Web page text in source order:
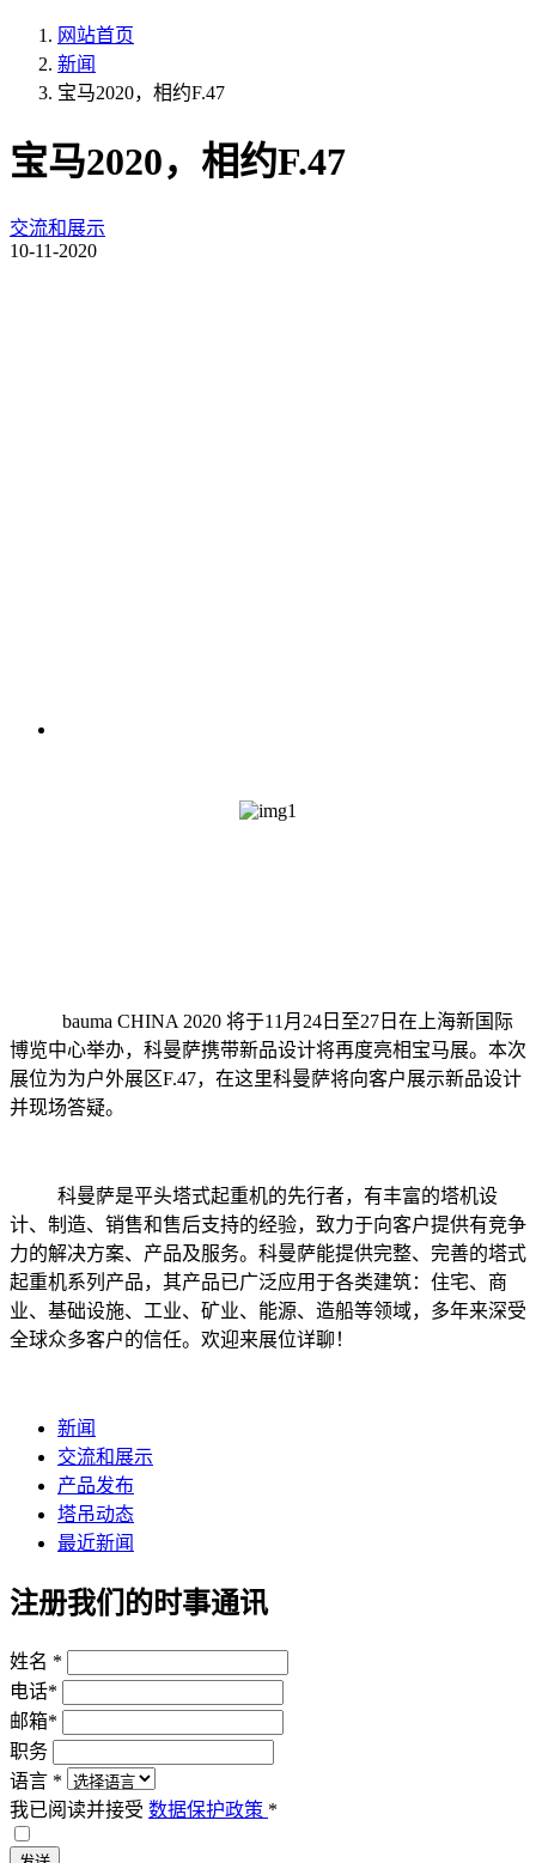
网站首页
新闻
宝马2020，相约F.47
宝马2020，相约F.47
交流和展示
10-11-2020
bauma CHINA 2020 将于11月24日至27日在上海新国际
博览中心举办，科曼萨携带新品设计将再度亮相宝马展。本次
展位为为户外展区F.47，在这里科曼萨将向客户展示新品设计
并现场答疑。
科曼萨是平头塔式起重机的先行者，有丰富的塔机设
计、制造、销售和售后支持的经验，致力于向客户提供有竞争
力的解决方案、产品及服务。科曼萨能提供完整、完善的塔式
起重机系列产品，其产品已广泛应用于各类建筑：住宅、商
业、基础设施、工业、矿业、能源、造船等领域，多年来深受
全球众多客户的信任。欢迎来展位详聊！
新闻
交流和展示
产品发布
塔吊动态
最近新闻
注册我们的时事通讯
姓名 *
电话*
邮箱*
职务
语言 *
我已阅读并接受 数据保护政策 *